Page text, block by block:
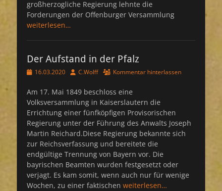
großherzogliche Regierung lehnte die
Forderungen der Offenburger Versammlung
weiterlesen…
Der Aufstand in der Pfalz
Veröffentlicht
16.03.2020 AutorC.Wolff Kommentar hinterlassen
Am 17. Mai 1849 beschloss eine
Volksversammlung in Kaiserslautern die
Errichtung einer fünfköpfigen Provisorischen
Regierung unter der Führung des Anwalts Joseph
Martin Reichard.Diese Regierung bekannte sich
zur Reichsverfassung und bereitete die
endgültige Trennung von Bayern vor. Die
bayrischen Beamten wurden festgesetzt oder
verjagt. Es kam somit, wenn auch nur für wenige
Wochen, zu einer faktischen weiterlesen…